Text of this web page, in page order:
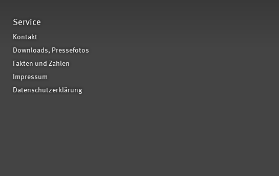
Service
Kontakt
Downloads, Pressefotos
Fakten und Zahlen
Impressum
Datenschutzerklärung